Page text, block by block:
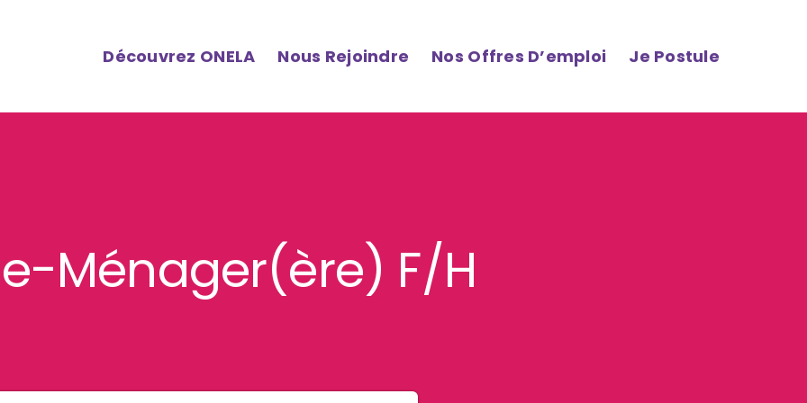
Découvrez ONELA Nous Rejoindre Nos Offres D’emploi Je Postule
Ménager(ère) F/H